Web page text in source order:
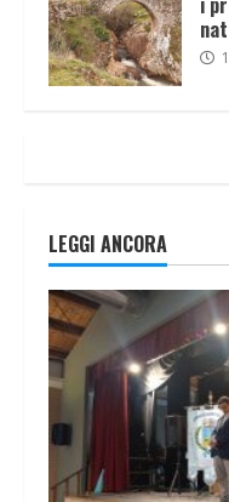
LEGGI ANCORA